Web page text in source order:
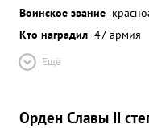
Воинское звание
Кто наградил 47 армия
Ещё
Орден Славы II